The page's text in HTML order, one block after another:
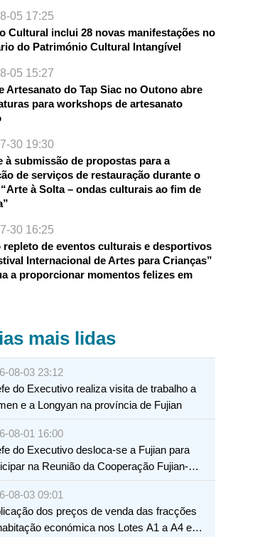
05 17:25
Cultural inclui 28 novas manifestações no
do Património Cultural Intangível
05 15:27
Artesanato do Tap Siac no Outono abre
para workshops de artesanato
30 19:30
à submissão de propostas para a
de serviços de restauração durante o
à Solta – ondas culturais ao fim de
30 16:25
repleto de eventos culturais e desportivos
Internacional de Artes para Crianças”
a proporcionar momentos felizes em
mais lidas
08-03 23:12
do Executivo realiza visita de trabalho a
e a Longyan na província de Fujian
08-01 16:00
do Executivo desloca-se a Fujian para
na Reunião da Cooperação Fujian-
08-03 09:01
dos preços de venda das fracções
económica nos Lotes A1 a A4 e